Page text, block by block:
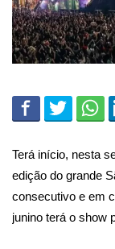
Terá início, nesta
edição do grande
consecutivo e em
junino terá o show